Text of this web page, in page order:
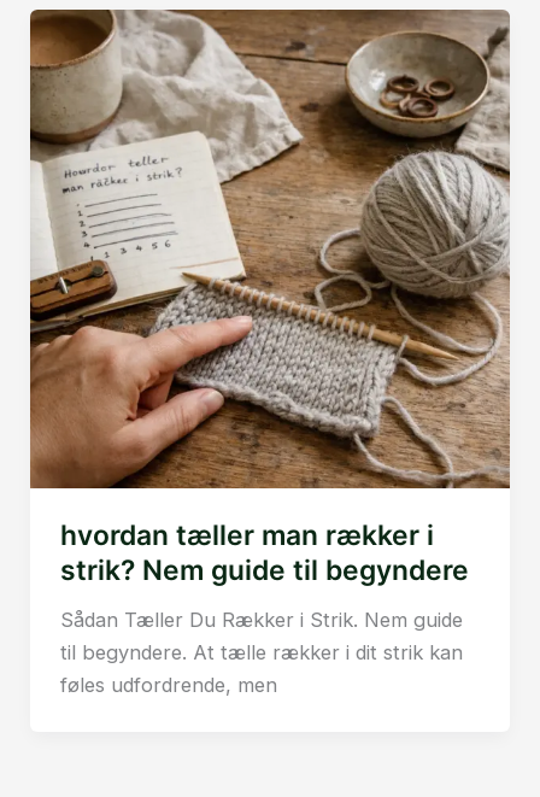
hvordan tæller man rækker i
strik? Nem guide til begyndere
Sådan Tæller Du Rækker i Strik. Nem guide
til begyndere. At tælle rækker i dit strik kan
føles udfordrende, men